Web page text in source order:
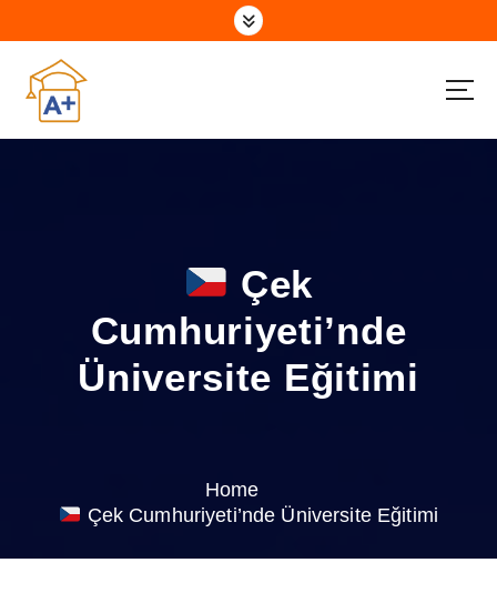
o
Çek
Cumhuriyeti’nde
Üniversite Eğitimi
Home
Çek Cumhuriyeti’nde Üniversite Eğitimi